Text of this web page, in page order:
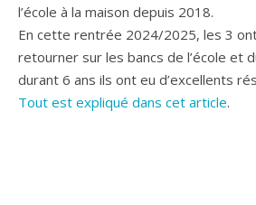
l’école à la maison depuis 2018.
En cette rentrée 2024/2025, les 3
retourner sur les bancs de l’école et
durant 6 ans ils ont eu d’excellents
Tout est expliqué dans cet article.